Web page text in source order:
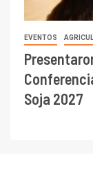
EVENTOS
Soja 2027